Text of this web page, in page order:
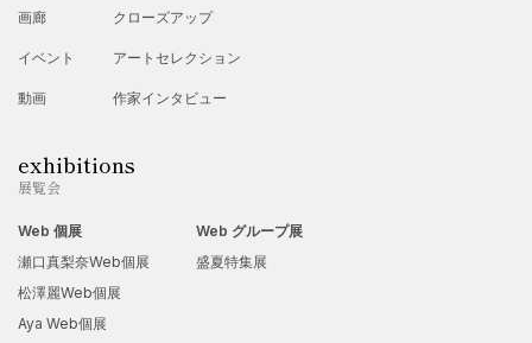
No.51 表紙・口絵（2004年〜）。
：現在は後進への技法伝授やグループ展への参加を
中心に活動中。
画廊
イベント
動画
クローズアップ
アートセレクション
作家インタビュー
exhibitions
展覧会
Web 個展
瀬口真梨奈Web個展
松澤麗Web個展
Aya Web個展
Web グループ展
盛夏特集展